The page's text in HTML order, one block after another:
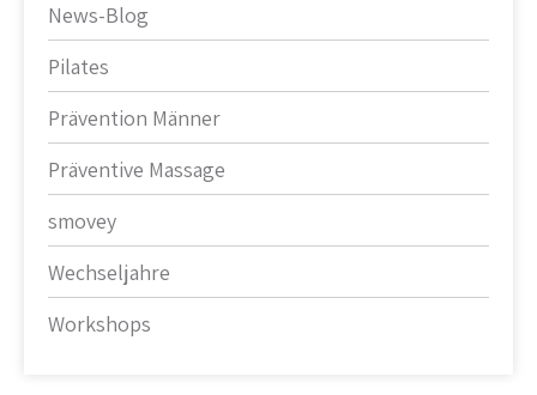
News-Blog
Pilates
Prävention Männer
Präventive Massage
smovey
Wechseljahre
Workshops